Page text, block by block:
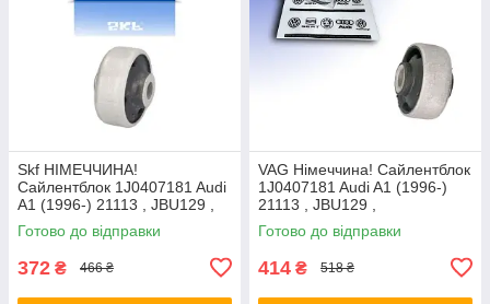
Skf НІМЕЧЧИНА!
Сайлентблок 1J0407181 Audi
A1 (1996-) 21113 , JBU129 ,
VKDS331001
Готово до відправки
372 ₴ 466 ₴
VAG Німеччина! Сайлентблок
1J0407181 Audi A1 (1996-)
21113 , JBU129 ,
VKDS331001
Готово до відправки
414 ₴ 518 ₴